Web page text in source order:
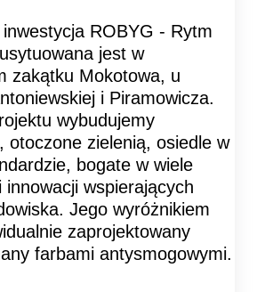
ROBYG - Rytm
jest w
zakątku Mokotowa, u
i Piramowicza.
wybudujemy
otoczone zielenią, osiedle w
bogate w wiele
innowacji wspierających
Jego wyróżnikiem
zaprojektowany
farbami antysmogowymi.